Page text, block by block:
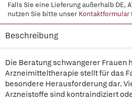
Falls Sie eine Lieferung außerhalb DE,
nutzen Sie bitte unser Kontaktformular
Beschreibung
Die Beratung schwangerer Frauen
Arzneimitteltherapie stellt für das
besondere Herausforderung dar.
Arzneistoffe sind kontraindiziert